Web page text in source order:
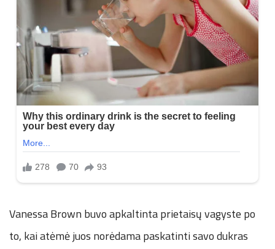
Vanessa Brown buvo apkaltinta prietaisų vagyste po
to, kai atėmė juos norėdama paskatinti savo dukras